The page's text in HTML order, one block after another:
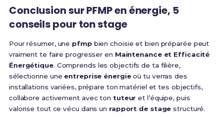
Conclusion sur PFMP en énergie, 5
conseils pour ton stage
Pour résumer, une pfmp bien choisie et bien préparée peut
vraiment te faire progresser en Maintenance et Efficacité
Énergétique. Comprends les objectifs de ta filière,
sélectionne une entreprise énergieoù tu verras des
installations variées, prépare ton matériel et tes objectifs,
collabore activement avec ton tuteur et l’équipe, puis
valorise tout ce vécu dans un rapport de stage structuré.